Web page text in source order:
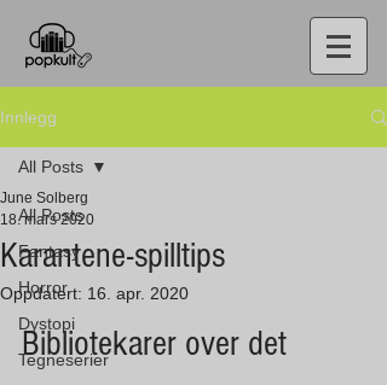
Innlegg
All Posts
Fantasy
Horror
Dystopi
Tegneserier
All Posts
Karantene-spilltips
June Solberg
18. mars 2020
Oppdatert: 16. apr. 2020
Bibliotekarer over det